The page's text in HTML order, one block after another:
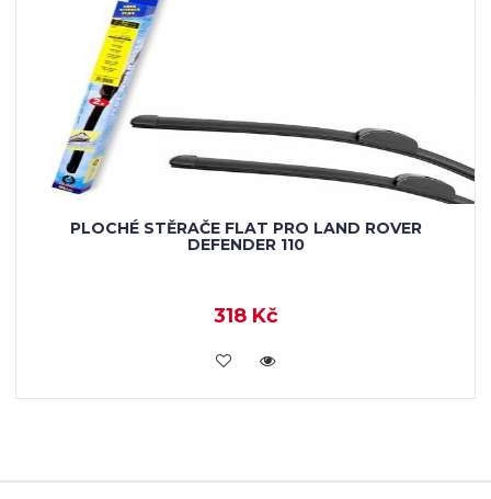
PLOCHÉ STĚRAČE FLAT PRO LAND ROVER
DEFENDER 110
318 Kč
KOUPIT